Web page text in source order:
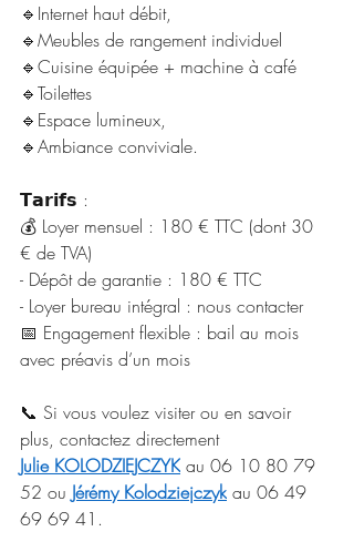
🔹Internet haut débit,
🔹Meubles de rangement individuel
🔹Cuisine équipée + machine à café
🔹Toilettes
🔹Espace lumineux,
🔹Ambiance conviviale.
𝗧𝗮𝗿𝗶𝗳𝘀 :
💰 Loyer mensuel : 180 € TTC (dont 30
€ de TVA)
- Dépôt de garantie : 180 € TTC
- Loyer bureau intégral : nous contacter
📅 Engagement flexible : bail au mois
avec préavis d’un mois
📞 Si vous voulez visiter ou en savoir
plus, contactez directement
Julie KOLODZIEJCZYK au 06 10 80 79
52 ou Jérémy Kolodziejczyk au 06 49
69 69 41.